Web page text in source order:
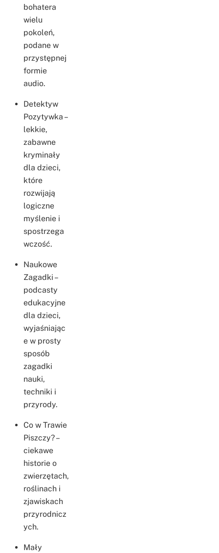
bohatera
wielu
pokoleń,
podane w
przystępnej
formie
audio.
Detektyw
Pozytywka –
lekkie,
zabawne
kryminały
dla dzieci,
które
rozwijają
logiczne
myślenie i
spostrzega
wczość.
Naukowe
Zagadki –
podcasty
edukacyjne
dla dzieci,
wyjaśniając
e w prosty
sposób
zagadki
nauki,
techniki i
przyrody.
Co w Trawie
Piszczy? –
ciekawe
historie o
zwierzętach,
roślinach i
zjawiskach
przyrodnicz
ych.
Mały